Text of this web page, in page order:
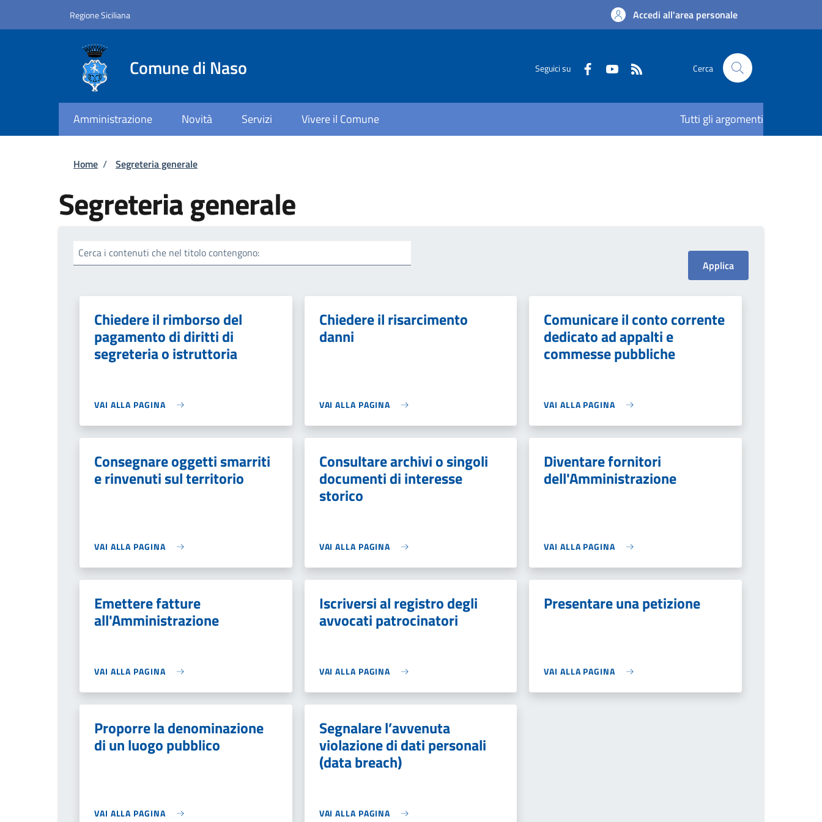
Regione Siciliana Accedi all'area personale
Comune di Naso Seguici su Cerca
Amministrazione Novità Servizi Vivere il Comune Tutti gli argomenti
Briciole di pane
Home / Segreteria generale
Segreteria generale
Cerca i contenuti che nel titolo contengono:
Chiedere il rimborso del
pagamento di diritti di
segreteria o istruttoria
VAI ALLA PAGINA
Chiedere il risarcimento
danni
VAI ALLA PAGINA
Comunicare il conto corrente
dedicato ad appalti e
commesse pubbliche
VAI ALLA PAGINA
Consegnare oggetti smarriti
e rinvenuti sul territorio
VAI ALLA PAGINA
Consultare archivi o singoli
documenti di interesse
storico
VAI ALLA PAGINA
Diventare fornitori
dell'Amministrazione
VAI ALLA PAGINA
Emettere fatture
all'Amministrazione
VAI ALLA PAGINA
Iscriversi al registro degli
avvocati patrocinatori
VAI ALLA PAGINA
Presentare una petizione
VAI ALLA PAGINA
Proporre la denominazione
di un luogo pubblico
VAI ALLA PAGINA
Segnalare l’avvenuta
violazione di dati personali
(data breach)
VAI ALLA PAGINA